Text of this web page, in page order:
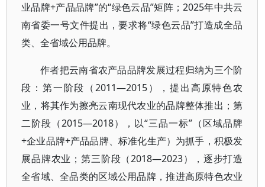
业品牌+产品品牌”的“绿色云品”矩阵；2025年中共云
南省委一号文件提出，要求将“绿色云品”打造成全品
类、全省域公用品牌。
作者把云南省农产品品牌发展过程归纳为三个阶
段：第一阶段（2011—2015），提出高原特色农
业，将其作为擦亮云南现代农业的品牌整体推出；第
二阶段（2015—2018），以“三品一标”（区域品牌
+企业品牌+产品品牌、标准化生产）为抓手，积极发
展品牌农业；第三阶段（2018—2023），逐步打造
全省域、全品类的区域公用品牌，推进高原特色农业